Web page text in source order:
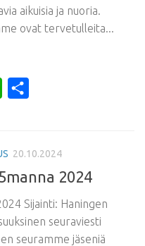
aikuisia ja nuoria.
ovat tervetulleita...
WhatsApp
20.10.2024
2024
Sijainti: Haningen
seuraviesti
seuramme jäseniä